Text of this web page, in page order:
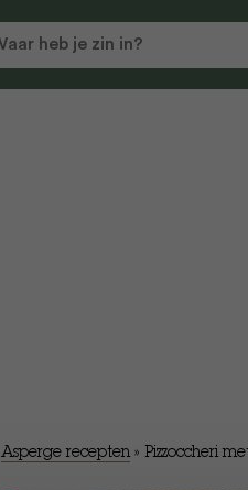
Asperge recepten » Pizzoccheri